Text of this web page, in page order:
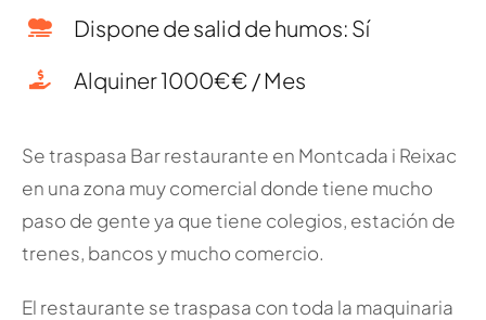
Dispone de salid de humos: Sí
Alquiner 1000€€ / Mes
Se traspasa Bar restaurante en Montcada i Reixac
en una zona muy comercial donde tiene mucho
paso de gente ya que tiene colegios, estación de
trenes, bancos y mucho comercio.
El restaurante se traspasa con toda la maquinaria